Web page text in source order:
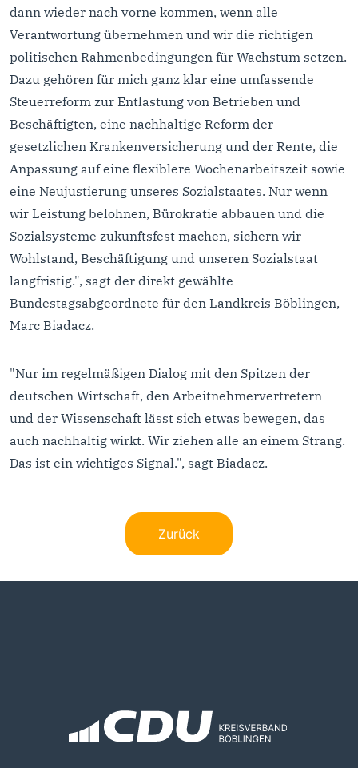
dann wieder nach vorne kommen, wenn alle
Verantwortung übernehmen und wir die richtigen
politischen Rahmenbedingungen für Wachstum setzen.
Dazu gehören für mich ganz klar eine umfassende
Steuerreform zur Entlastung von Betrieben und
Beschäftigten, eine nachhaltige Reform der
gesetzlichen Krankenversicherung und der Rente, die
Anpassung auf eine flexiblere Wochenarbeitszeit sowie
eine Neujustierung unseres Sozialstaates. Nur wenn
wir Leistung belohnen, Bürokratie abbauen und die
Sozialsysteme zukunftsfest machen, sichern wir
Wohlstand, Beschäftigung und unseren Sozialstaat
langfristig.", sagt der direkt gewählte
Bundestagsabgeordnete für den Landkreis Böblingen,
Marc Biadacz.
"Nur im regelmäßigen Dialog mit den Spitzen der
deutschen Wirtschaft, den Arbeitnehmervertretern
und der Wissenschaft lässt sich etwas bewegen, das
auch nachhaltig wirkt. Wir ziehen alle an einem Strang.
Das ist ein wichtiges Signal.", sagt Biadacz.
Zurück